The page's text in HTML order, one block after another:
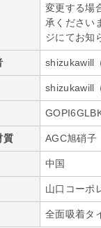
変更する場
承ください
ジにてお知
shizukawill
shizukawill
質 AGC旭硝子
中国
山口コーポ
全面吸着タ